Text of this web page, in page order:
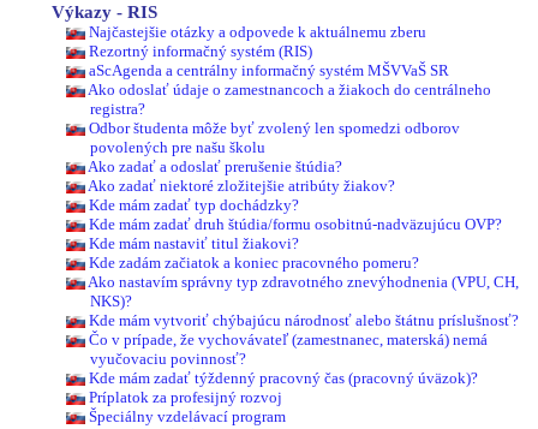
Výkazy - RIS
Najčastejšie otázky a odpovede k aktuálnemu zberu
Rezortný informačný systém (RIS)
aScAgenda a centrálny informačný systém MŠVVaŠ SR
Ako odoslať údaje o zamestnancoch a žiakoch do centrálneho
registra?
Odbor študenta môže byť zvolený len spomedzi odborov
povolených pre našu školu
Ako zadať a odoslať prerušenie štúdia?
Ako zadať niektoré zložitejšie atribúty žiakov?
Kde mám zadať typ dochádzky?
Kde mám zadať druh štúdia/formu osobitnú-nadväzujúcu OVP?
Kde mám nastaviť titul žiakovi?
Kde zadám začiatok a koniec pracovného pomeru?
Ako nastavím správny typ zdravotného znevýhodnenia (VPU, CH,
NKS)?
Kde mám vytvoriť chýbajúcu národnosť alebo štátnu príslušnosť?
Čo v prípade, že vychovávateľ (zamestnanec, materská) nemá
vyučovaciu povinnosť?
Kde mám zadať týždenný pracovný čas (pracovný úväzok)?
Príplatok za profesijný rozvoj
Špeciálny vzdelávací program